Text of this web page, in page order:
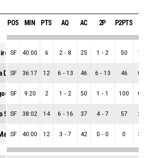
POS MIN PTS AQ AC 2P P2PTS
Vinicius Figueiredo Salles
SF 40:00 6 2 - 8 25 1 - 2 50 1
André Barbosa De Freitas
SF 36:17 12 6 - 13 46 6 - 13 46 0
SF 9:20 2 1 - 2 50 1 - 1 100 0
Pietro Augusto Santos Cesário
SF 38:02 14 6 - 16 37 4 - 7 57 2
Miguel Alves Malheiros De Lemos
SF 40:00 12 3 - 7 42 0 - 0 0 3